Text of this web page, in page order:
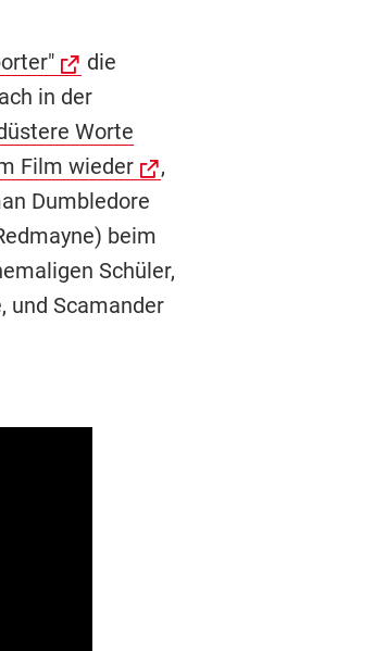
die
in der
Worte
Film wieder
,
Dumbledore
beim
Schüler,
und Scamander